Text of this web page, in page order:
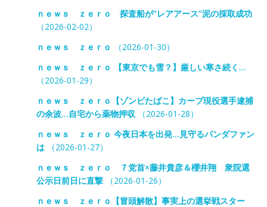
ｎｅｗｓ ｚｅｒｏ 探査船が“レアアース”泥の採取成功
（2026-02-02）
ｎｅｗｓ ｚｅｒｏ
（2026-01-30）
ｎｅｗｓ ｚｅｒｏ 【東京でも雪？】厳しい寒さ続く…
（2026-01-29）
ｎｅｗｓ ｚｅｒｏ【ゾンビたばこ】カープ現役選手逮捕
の余波…自宅から薬物押収 （2026-01-28）
ｎｅｗｓ ｚｅｒｏ 今夜日本を出発…見守るパンダファン
は（2026-01-27）
ｎｅｗｓ ｚｅｒｏ ７党首×藤井貴彦＆櫻井翔 衆院選
公示日前日に直撃（2026-01-26）
ｎｅｗｓ ｚｅｒｏ【冒頭解散】事実上の選挙戦スター